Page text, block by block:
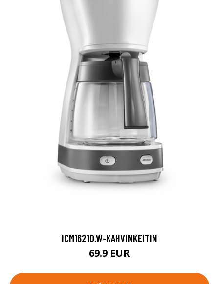
ICM16210.W-KAHVINKEITIN
69.9 EUR